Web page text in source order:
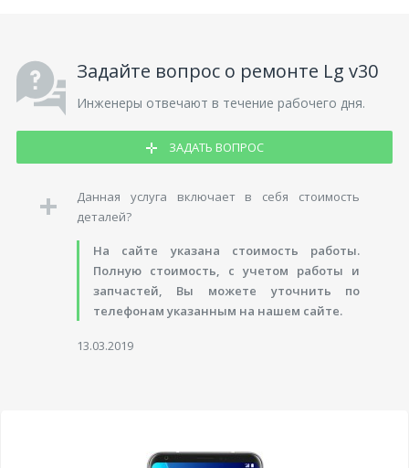
Задайте вопрос о ремонте Lg v30
Инженеры отвечают в течение рабочего дня.
ЗАДАТЬ ВОПРОС
Данная услуга включает в себя стоимость
деталей?
На сайте указана стоимость работы.
Полную стоимость, с учетом работы и
запчастей, Вы можете уточнить по
телефонам указанным на нашем сайте.
13.03.2019